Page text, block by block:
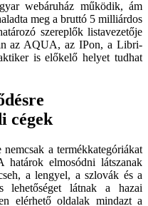
webáruház működik, ám
meg a bruttó 5 milliárdos
szereplők listavezetője
az AQUA, az IPon, a Libri-
is előkelő helyet tudhat
cégek
a termékkategóriákat
határok elmosódni látszanak
a lengyel, a szlovák és a
lehetőséget látnak a hazai
elérhető oldalak mindazt a